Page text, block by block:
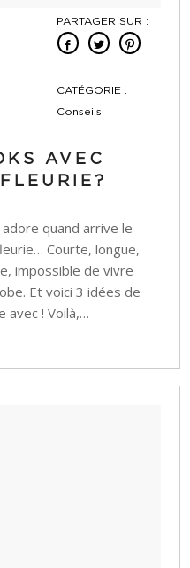
PARTAGER SUR :
CATÉGORIE :
Conseils
AVEC
adore quand arrive le
Courte, longue,
impossible de vivre
Et voici 3 idées de
avec ! Voilà,…